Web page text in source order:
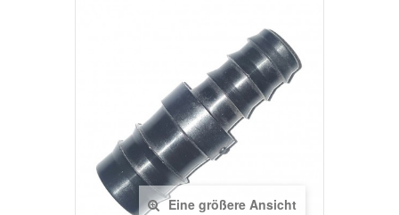
Eine größere Ansicht